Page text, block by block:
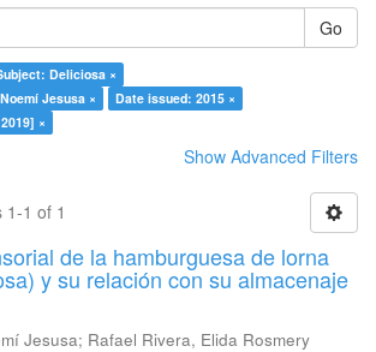
Go
Deliciosa ×
Jesusa ×
Date issued: 2015 ×
×
Show Advanced Filters
1-1 of 1
de la hamburguesa de lorna
y su relación con su almacenaje
Jesusa; Rafael Rivera, Elida Rosmery